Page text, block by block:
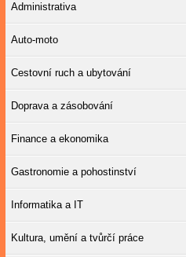
Administrativa
Auto-moto
Cestovní ruch a ubytování
Doprava a zásobování
Finance a ekonomika
Gastronomie a pohostinství
Informatika a IT
Kultura, umění a tvůrčí práce